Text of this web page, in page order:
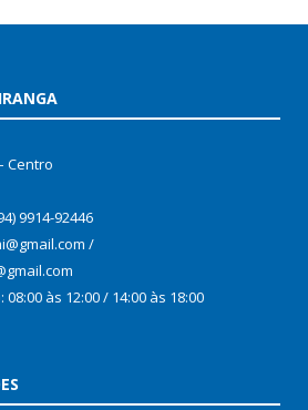
Centro
9914-92446
/
às 12:00 / 14:00 às 18:00